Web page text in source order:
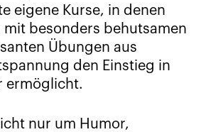
eigene Kurse, in denen
mit besonders behutsamen
Übungen aus
den Einstieg in
ermöglicht.
nur um Humor,